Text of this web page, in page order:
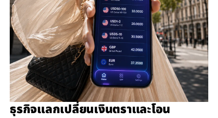
ธุรกิจแลกเปลี่ยนเงินตราและโอน